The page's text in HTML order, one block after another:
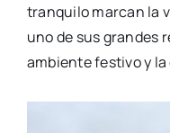
tranquilo marcan la
uno de sus grandes
ambiente festivo y